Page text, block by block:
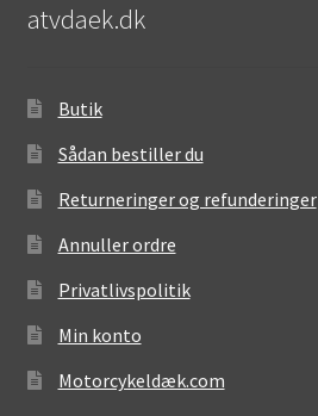
atvdaek.dk
Butik
Sådan bestiller du
Returneringer og refunderinger
Annuller ordre
Privatlivspolitik
Min konto
Motorcykeldæk.com